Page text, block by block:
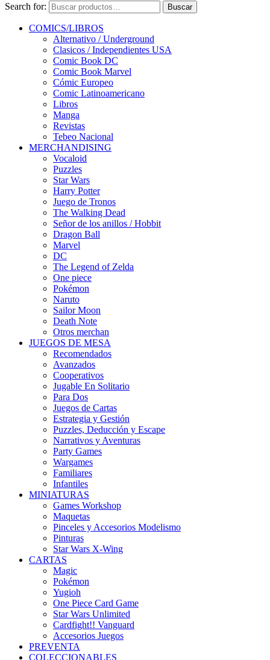
Search for: Buscar
COMICS/LIBROS
Alternativo / Underground
Clasicos / Independientes USA
Comic Book DC
Comic Book Marvel
Cómic Europeo
Comic Latinoamericano
Libros
Manga
Revistas
Tebeo Nacional
MERCHANDISING
Vocaloid
Puzzles
Star Wars
Harry Potter
Juego de Tronos
The Walking Dead
Señor de los anillos / Hobbit
Dragon Ball
Marvel
DC
The Legend of Zelda
One piece
Pokémon
Naruto
Sailor Moon
Death Note
Otros merchan
JUEGOS DE MESA
Recomendados
Avanzados
Cooperativos
Jugable En Solitario
Para Dos
Juegos de Cartas
Estrategia y Gestión
Puzzles, Deducción y Escape
Narrativos y Aventuras
Party Games
Wargames
Familiares
Infantiles
MINIATURAS
Games Workshop
Maquetas
Pinceles y Accesorios Modelismo
Pinturas
Star Wars X-Wing
CARTAS
Magic
Pokémon
Yugioh
One Piece Card Game
Star Wars Unlimited
Cardfight!! Vanguard
Accesorios Juegos
PREVENTA
COLECCIONABLES